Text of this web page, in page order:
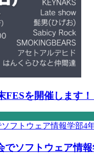
FESを開催します
ソフトウェア情